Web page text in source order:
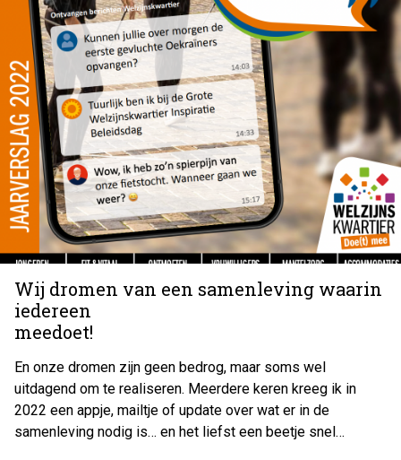
Wij dromen van een samenleving waarin
iedereen
meedoet!
En onze dromen zijn geen bedrog, maar soms wel
uitdagend om te realiseren. Meerdere keren kreeg ik in
2022 een appje, mailtje of update over wat er in de
samenleving nodig is… en het liefst een beetje snel…